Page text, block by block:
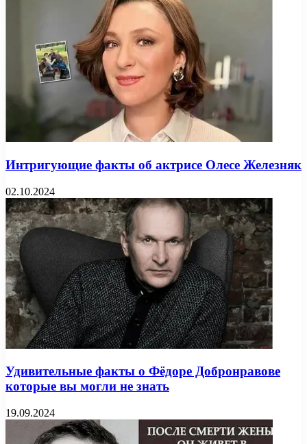
Интригующие факты об актрисе Олесе Железняк
02.10.2024
Удивительные факты о Фёдоре Добронравове
которые вы могли не знать
19.09.2024